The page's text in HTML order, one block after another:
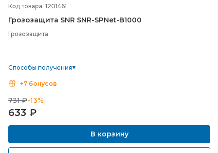
Код товара: 1201461
Грозозащита SNR SNR-SPNet-B1000
Грозозащита
Способы получения
+7 бонусов
731 ₽-13%
633 ₽
В корзину